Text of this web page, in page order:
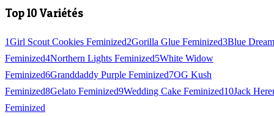
Top 10 Variétés
1Girl Scout Cookies Feminized2Gorilla Glue Feminized3Blue Dream
Feminized4Northern Lights Feminized5White Widow
Feminized6Granddaddy Purple Feminized7OG Kush
Feminized8Gelato Feminized9Wedding Cake Feminized10Jack
Feminized